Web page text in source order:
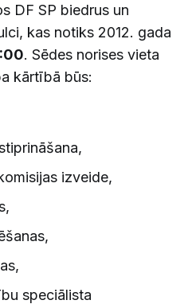
DF SP biedrus un
kas notiks 2012. gada
. Sēdes norises vieta
kārtībā būs:
izveide,
speciālista